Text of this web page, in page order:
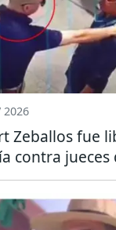
2026
Zeballos fue
contra jueces